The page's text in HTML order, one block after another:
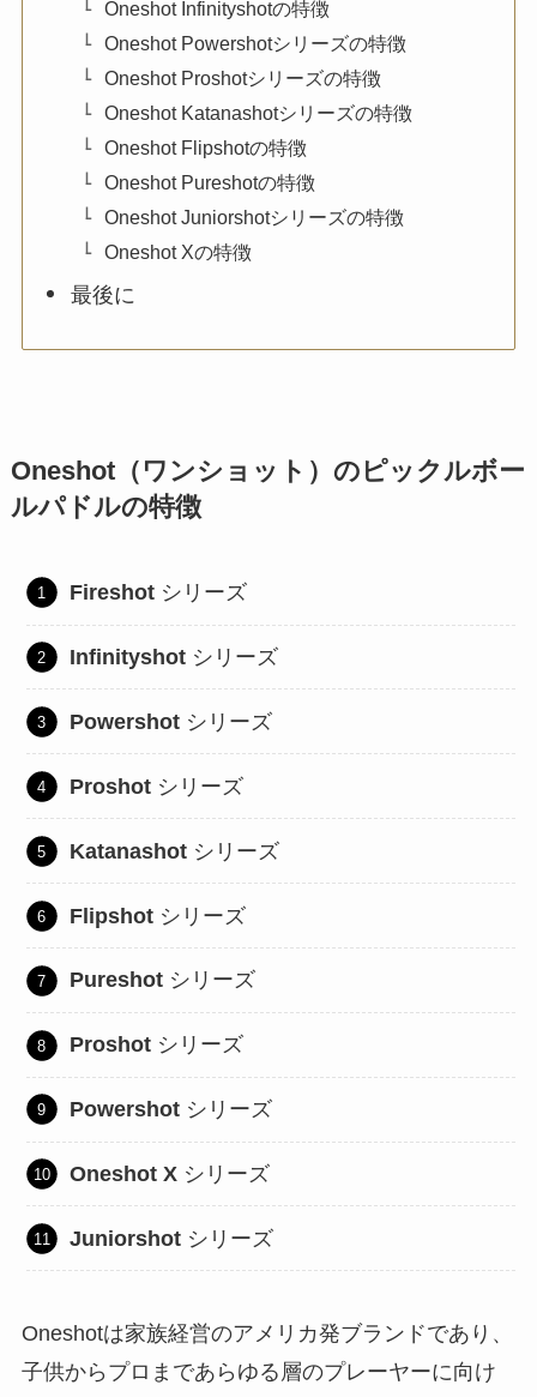
Oneshot Infinityshotの特徴
Oneshot Powershotシリーズの特徴
Oneshot Proshotシリーズの特徴
Oneshot Katanashotシリーズの特徴
Oneshot Flipshotの特徴
Oneshot Pureshotの特徴
Oneshot Juniorshotシリーズの特徴
Oneshot Xの特徴
最後に
Oneshot（ワンショット）のピックルボー
ルパドルの特徴
Fireshot シリーズ
Infinityshot シリーズ
Powershot シリーズ
Proshot シリーズ
Katanashot シリーズ
Flipshot シリーズ
Pureshot シリーズ
Proshot シリーズ
Powershot シリーズ
Oneshot X シリーズ
Juniorshot シリーズ
Oneshotは家族経営のアメリカ発ブランドであり、
子供からプロまであらゆる層のプレーヤーに向け